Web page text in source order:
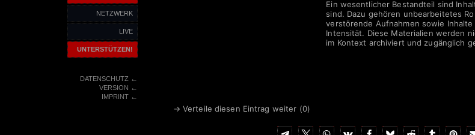
NETZWERK
LIVE
UNTERSTÜTZEN!
DATENSCHUTZ←
VERSION ←
IMPRINT←
Ein wesentlicher Bestandteil sind
sind. Dazu gehören unbearbeitetes
verstörende Aufnahmen sowie
Intensität. Diese Materialien werden
im Kontext archiviert und zugänglich
→ Verteile diesen Eintrag weiter (0)